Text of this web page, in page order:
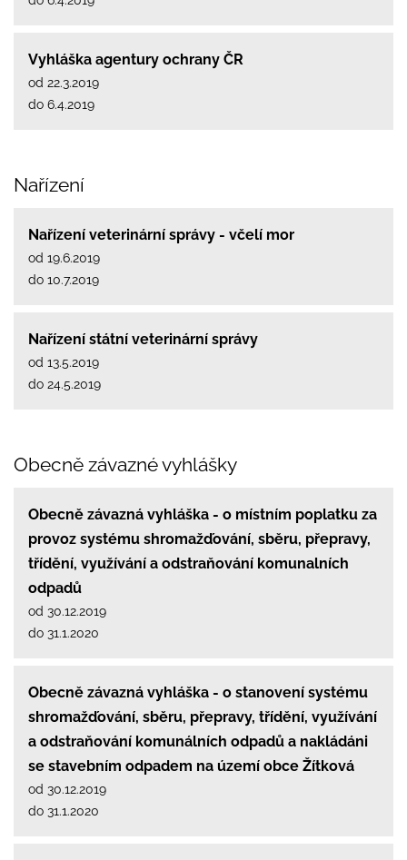
Vyhláška agentury ochrany ČR
od 22.3.2019
do 6.4.2019
Nařízení
Nařízení veterinární správy - včelí mor
od 19.6.2019
do 10.7.2019
Nařízení státní veterinární správy
od 13.5.2019
do 24.5.2019
Obecně závazné vyhlášky
Obecně závazná vyhláška - o místním poplatku za
provoz systému shromažďování, sběru, přepravy,
třídění, využívání a odstraňování komunalních
odpadů
od 30.12.2019
do 31.1.2020
Obecně závazná vyhláška - o stanovení systému
shromažďování, sběru, přepravy, třídění, využívání
a odstraňování komunálních odpadů a nakládáni
se stavebním odpadem na území obce Žítková
od 30.12.2019
do 31.1.2020